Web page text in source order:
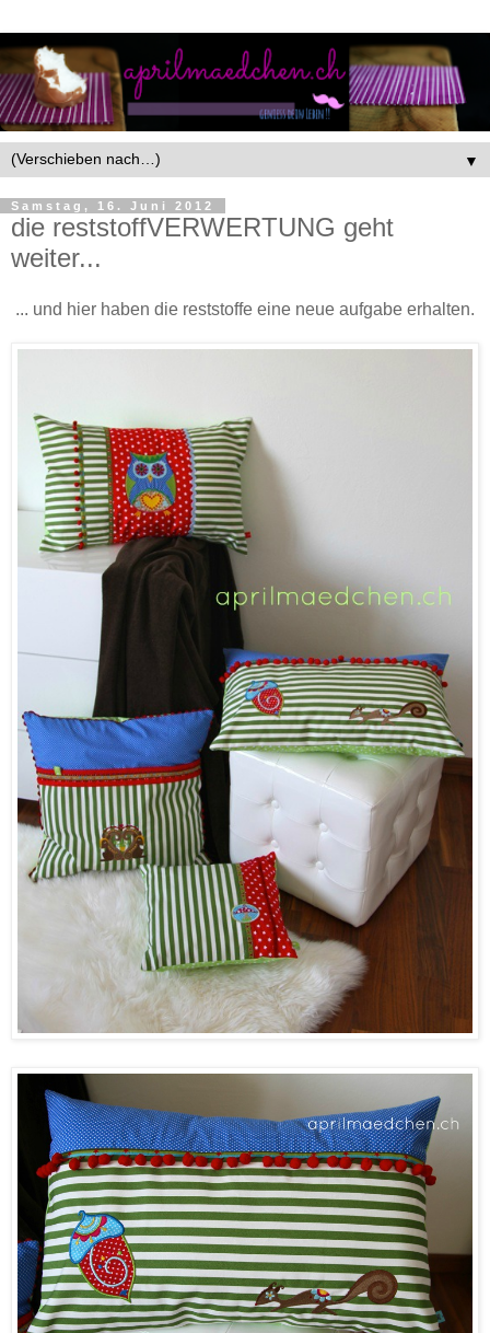
▼
Samstag, 16. Juni 2012
die reststoffVERWERTUNG geht
weiter...
... und hier haben die reststoffe eine neue aufgabe erhalten.